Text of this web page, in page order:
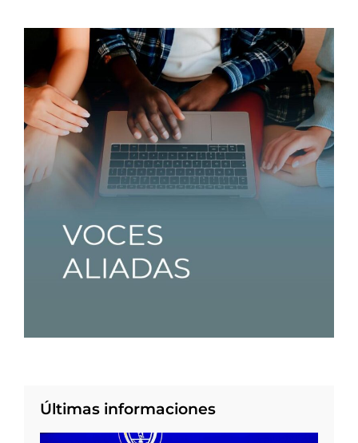
Últimas informaciones